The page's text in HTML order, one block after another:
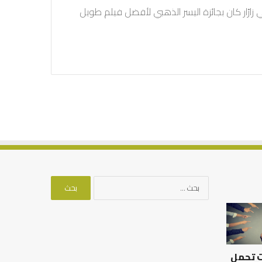
كان بجائزة اليسر الذهبي لأفضل فيلم طويل
أهم
أسباب
عدم
استجابة
الدعاء
تحمل
البحث